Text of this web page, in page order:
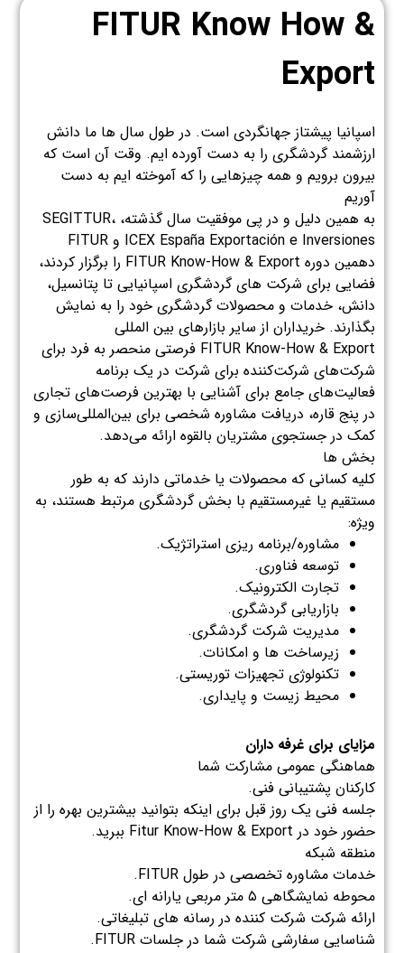
FITUR Know How &
Export
اسپانیا پیشتاز جهانگردی است. در طول سال ها ما دانش
ارزشمند گردشگری را به دست آورده ایم. وقت آن است که
بیرون برویم و همه چیزهایی را که آموخته ایم به دست
آوریم
به همین دلیل و در پی موفقیت سال گذشته، SEGITTUR،
ICEX España Exportación e Inversiones و FITUR
دهمین دوره FITUR Know-How & Export را برگزار کردند،
فضایی برای شرکت های گردشگری اسپانیایی تا پتانسیل،
دانش، خدمات و محصولات گردشگری خود را به نمایش
بگذارند. خریداران از سایر بازارهای بین المللی
FITUR Know-How & Export فرصتی منحصر به فرد برای
شرکت‌های شرکت‌کننده برای شرکت در یک برنامه
فعالیت‌های جامع برای آشنایی با بهترین فرصت‌های تجاری
در پنج قاره، دریافت مشاوره شخصی برای بین‌المللی‌سازی و
کمک در جستجوی مشتریان بالقوه ارائه می‌دهد.
بخش ها
کلیه کسانی که محصولات یا خدماتی دارند که به طور
مستقیم یا غیرمستقیم با بخش گردشگری مرتبط هستند، به
ویژه:
مشاوره/برنامه ریزی استراتژیک.
توسعه فناوری.
تجارت الکترونیک.
بازاریابی گردشگری.
مدیریت شرکت گردشگری.
زیرساخت ها و امکانات.
تکنولوژی تجهیزات توریستی.
محیط زیست و پایداری.
مزایای برای غرفه داران
هماهنگی عمومی مشارکت شما
کارکنان پشتیبانی فنی.
جلسه فنی یک روز قبل برای اینکه بتوانید بیشترین بهره را از
حضور خود در Fitur Know-How & Export ببرید.
منطقه شبکه
خدمات مشاوره تخصصی در طول FITUR.
محوطه نمایشگاهی ۵ متر مربعی یارانه ای.
ارائه شرکت شرکت کننده در رسانه های تبلیغاتی.
شناسایی سفارشی شرکت شما در جلسات FITUR.